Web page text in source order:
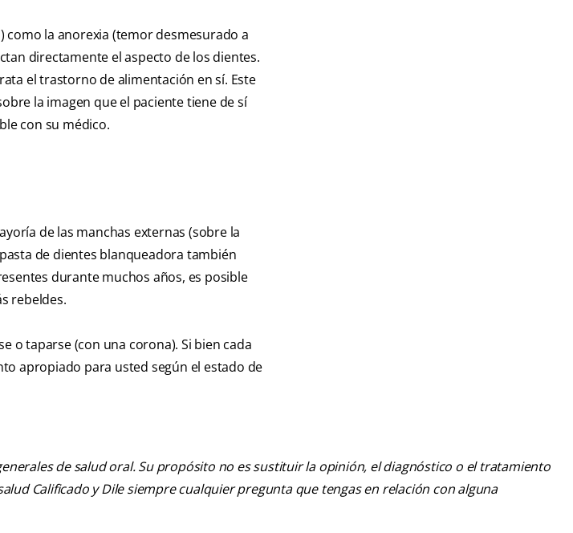
la anorexia (temor desmesurado a
directamente el aspecto de los dientes.
el trastorno de alimentación en sí. Este
la imagen que el paciente tiene de sí
con su médico.
de las manchas externas (sobre la
de dientes blanqueadora también
durante muchos años, es posible
rebeldes.
o taparse (con una corona). Si bien cada
apropiado para usted según el estado de
de salud oral. Su propósito no es sustituir la opinión, el diagnóstico o el tratamiento
Calificado y Dile siempre cualquier pregunta que tengas en relación con alguna